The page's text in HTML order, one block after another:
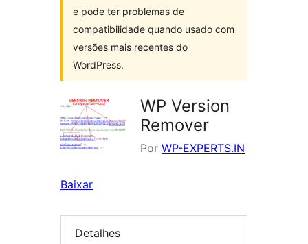
e pode ter problemas de
compatibilidade quando usado com
versões mais recentes do
WordPress.
WP Version
Remover
Por WP-EXPERTS.IN
Baixar
Detalhes